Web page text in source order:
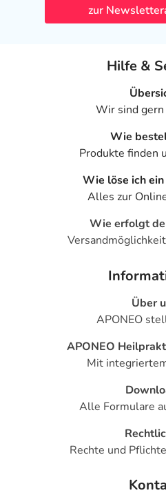
zur
Hilfe &
Wir sind gern
Wie
Produkte finden
Wie löse ich
Alles zur
Wie erfolgt
Über
APONEO
APONEO
Mit
Alle Formulare
Rechte und